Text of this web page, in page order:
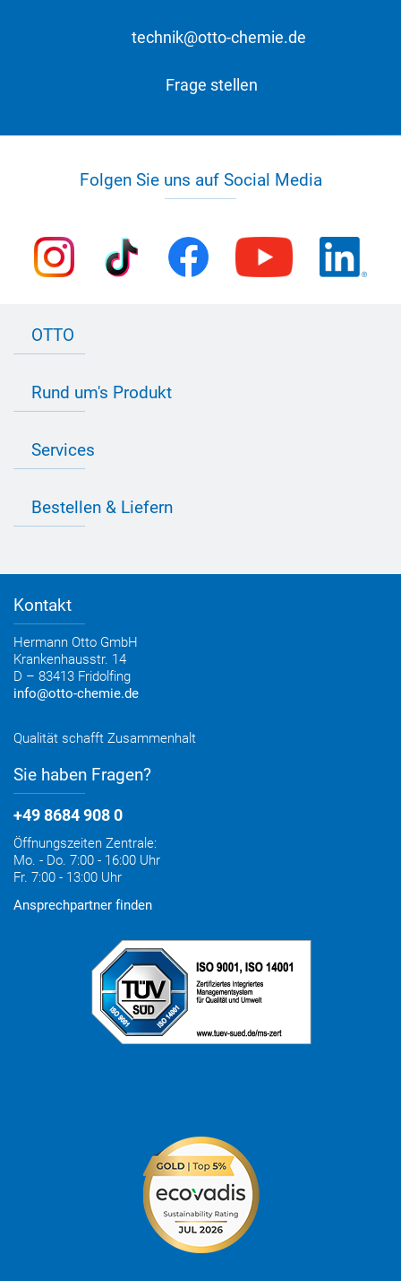
technik@otto-chemie.de
Frage stellen
Folgen Sie uns auf Social Media
OTTO
Bau Newsletter
Presse
Jobs
Referenzen
Rund um's Produkt
Farbvielfalt
Informationen zu Prüfzeichen
Services
Farbempfehlungen
Verbrauchsrechner
Medienportal
Bestellen & Liefern
Bestelloptionen
Elektronischer Rechnungsversand
Entsorgung & Verpackungsrücknahme
Kontakt
Hermann Otto GmbH
Krankenhausstr. 14
D – 83413 Fridolfing
info@otto-chemie.de
Qualität schafft Zusammenhalt
Sie haben Fragen?
+49 8684 908 0
Öffnungszeiten Zentrale:
Mo. - Do. 7:00 - 16:00 Uhr
Fr. 7:00 - 13:00 Uhr
Ansprechpartner finden